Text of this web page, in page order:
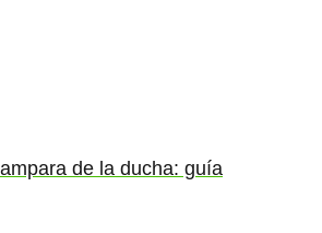
de la ducha: guía